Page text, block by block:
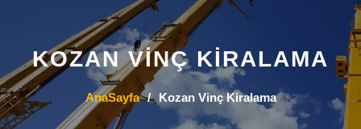
KOZAN‎ VINÇ KIRALAMA
AnaSayfa / Kozan‎ Vinç Kiralama